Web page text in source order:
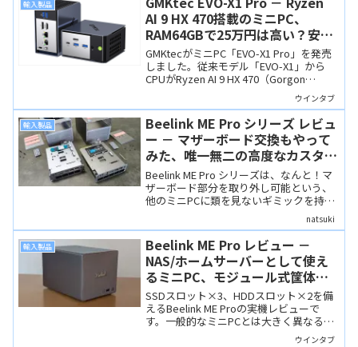
輸入製品
AI 9 HX 470搭載のミニPC、
RAM64GBで25万円は高い？安
い？
GMKtecがミニPC「EVO-X1 Pro」を発売
しました。従来モデル「EVO-X1」から
CPUがRyzen AI 9 HX 470（Gorgon
Point）に変更され、RAM64GB＆1TB SSD
で約25万円。昨今の価格上昇の中でこの
スペックと価格は「買い」と言えるかも
しれませんね。
ウインタブ
輸入製品
Beelink ME Pro シリーズ レビュ
ー － マザーボード交換もやって
みた、唯一無二の高度なカスタマ
イズ性を検証！
Beelink ME Pro シリーズは、なんと！マ
ザーボード部分を取り外し可能という、
他のミニPCに類を見ないギミックを持っ
ています。ウインタブでは、すでに「ME
Pro」と「ME Pro (Wildcat Lake)」の実機
レビューを行っているので、せっかくな
らば！ということで実際にマザーボード
ユニットを交換してみました。
natsuki
輸入製品
Beelink ME Pro レビュー －
NAS/ホームサーバーとして使え
るミニPC、モジュール式筐体の
工作精度は抜群
SSDスロット×3、HDDスロット×2を備
えるBeelink ME Proの実機レビューで
す。一般的なミニPCとは大きく異なる設
計で、NAS/ホームサーバー用途を念頭に
ウインタブ